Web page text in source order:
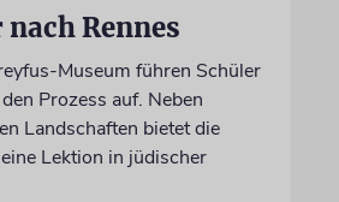
Rennes
Museum führen Schüler
Prozess auf. Neben
Landschaften bietet die
Lektion in jüdischer